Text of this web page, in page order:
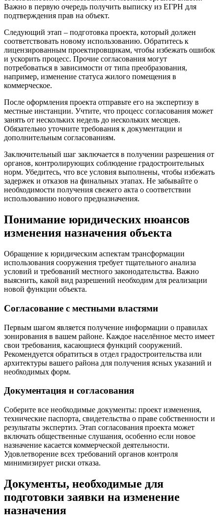
Важно в первую очередь получить выписку из ЕГРН для
подтверждения прав на объект.
Следующий этап – подготовка проекта, который должен
соответствовать новому использованию. Обратитесь к
лицензированным проектировщикам, чтобы избежать ошибок
и ускорить процесс. Прочие согласования могут
потребоваться в зависимости от типа преобразования,
например, изменение статуса жилого помещения в
коммерческое.
После оформления проекта отправьте его на экспертизу в
местные инстанции. Учтите, что процесс согласования может
занять от нескольких недель до нескольких месяцев.
Обязательно уточните требования к документации и
дополнительным согласованиям.
Заключительный шаг заключается в получении разрешения от
органов, контролирующих соблюдение градостроительных
норм. Убедитесь, что все условия выполнены, чтобы избежать
задержек и отказов на финальных этапах. Не забывайте о
необходимости получения свежего акта о соответствии
использованию нового предназначения.
Понимание юридических нюансов
изменения назначения объекта
Обращение к юридическим аспектам трансформации
использования сооружения требует тщательного анализа
условий и требований местного законодательства. Важно
выяснить, какой вид разрешений необходим для реализации
новой функции объекта.
Согласование с местными властями
Первым шагом является получение информации о правилах
зонирования в вашем районе. Каждое населённое место имеет
свои требования, касающиеся функций сооружений.
Рекомендуется обратиться в отдел градостроительства или
архитектуры вашего района для получения ясных указаний и
необходимых форм.
Документация и согласования
Соберите все необходимые документы: проект изменения,
технические паспорта, свидетельства о праве собственности и
результаты экспертиз. Этап согласования проекта может
включать общественные слушания, особенно если новое
назначение касается коммерческой деятельности.
Удовлетворение всех требований органов контроля
минимизирует риски отказа.
Документы, необходимые для
подготовки заявки на изменение
назначения